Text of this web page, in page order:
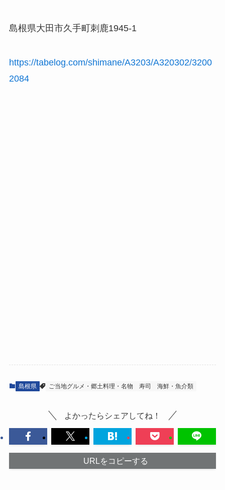
島根県大田市久手町刺鹿1945-1
https://tabelog.com/shimane/A3203/A320302/3200
2084
島根県 ご当地グルメ・郷土料理・名物 寿司 海鮮・魚介類
よかったらシェアしてね！
URLをコピーする